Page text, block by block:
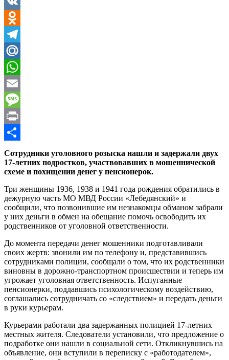
VK
Odnoklassniki
Telegram
Mail.Ru
WhatsApp
Email
Message
Print
Отправить
Сотрудники уголовного розыска нашли и задержали двух
17-летних подростков, участвовавших в мошеннической
схеме и похищении денег у пенсионерок.
Три женщины 1936, 1938 и 1941 года рождения обратились в
дежурную часть МО МВД России «Лебедянский» и
сообщили, что позвонившие им незнакомцы обманом забрали
у них деньги в обмен на обещание помочь освободить их
родственников от уголовной ответственности.
До момента передачи денег мошенники подготавливали
своих жертв: звонили им по телефону и, представившись
сотрудниками полиции, сообщали о том, что их родственники
виновны в дорожно-транспортном происшествии и теперь им
угрожает уголовная ответственность. Испуганные
пенсионерки, поддавшись психологическому воздействию,
соглашались сотрудничать со «следствием» и передать деньги
в руки курьерам.
Курьерами работали два задержанных полицией 17-летних
местных жителя. Следователи установили, что предложение о
подработке они нашли в социальной сети. Откликнувшись на
объявление, они вступили в переписку с «работодателем»,